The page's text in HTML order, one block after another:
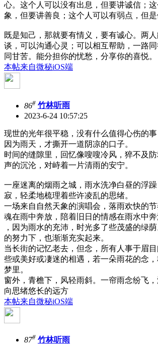
心。这个人可以没有出息，但要讲诚信；
象，但要讲善良；这个人可以有弱点，但
既是知己，那就要有情义，要有诚心。两
谈，可以沟通心灵；可以相互帮助，一路同
同甘苦。能分担你的忧愁，分享你的喜悦。
本帖来自微秘iOS端
86# 竹林听雨
2023-6-24 10:57:25
现世的光年很平稳，没有什么值得心伤的
因为雨天，才撕开一道阴凉的口子。
时间的缝隙里，回忆像嗖嗖冷风，猝不及
声的沉沦，对峙着一片清雨的安宁。
一座迷离的烟雨之城，雨水洗净白昼的浮
寂，轻柔地梳理着些许凌乱的思绪。
一场来自自然天象的演唱会，落雨欢快的
魂在雨中奔放，陪着旧日的情感在雨水中奔
，因为雨水的充沛，时光多了些茂盛的绿
的努力下，也渐渐充实起来。
当长街的记忆老去，但念，所有人事于眉
些或美好或凄迷的相遇，若一朵雨花的念
梦里。
窗外，青檐下，风轻雨斜。一帘雨念纷飞
向思绪悠长的远方
本帖来自微秘iOS端
87# 竹林听雨